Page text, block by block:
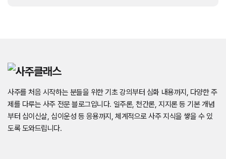
사주를 처음 시작하는 분들을 위한 기초 강의부터 심화 내용까지, 다양한 주
제를 다루는 사주 전문 블로그입니다. 일주론, 천간론, 지지론 등 기본 개념
부터 십이신살, 십이운성 등 응용까지, 체계적으로 사주 지식을 쌓을 수 있
도록 도와드립니다.